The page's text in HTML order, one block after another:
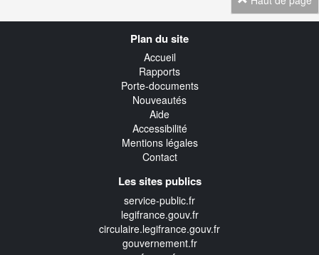
Plan du site
Accueil
Rapports
Porte-documents
Nouveautés
Aide
Accessibilité
Mentions légales
Contact
Les sites publics
service-public.fr
legifrance.gouv.fr
circulaire.legifrance.gouv.fr
gouvernement.fr